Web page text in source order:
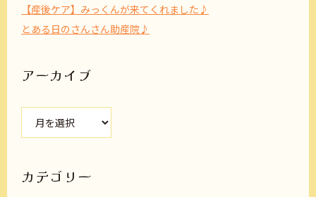
【産後ケア】みっくんが来てくれました♪
とある日のさんさん助産院♪
アーカイブ
ブ
カテゴリー